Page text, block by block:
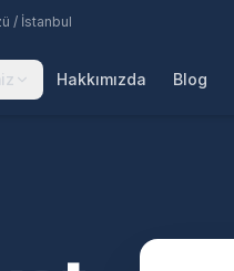
/ İstanbul
Hakkımızda Blog